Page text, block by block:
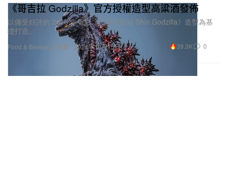
Food & Beverage 飲食
《哥吉拉 Godzilla》官方授權造型高粱酒發佈
以備受好評的 2016 年電影《正宗哥吉拉 Shin Godzilla》造型為基
礎打造。
2024年10月15日 39.3K 0